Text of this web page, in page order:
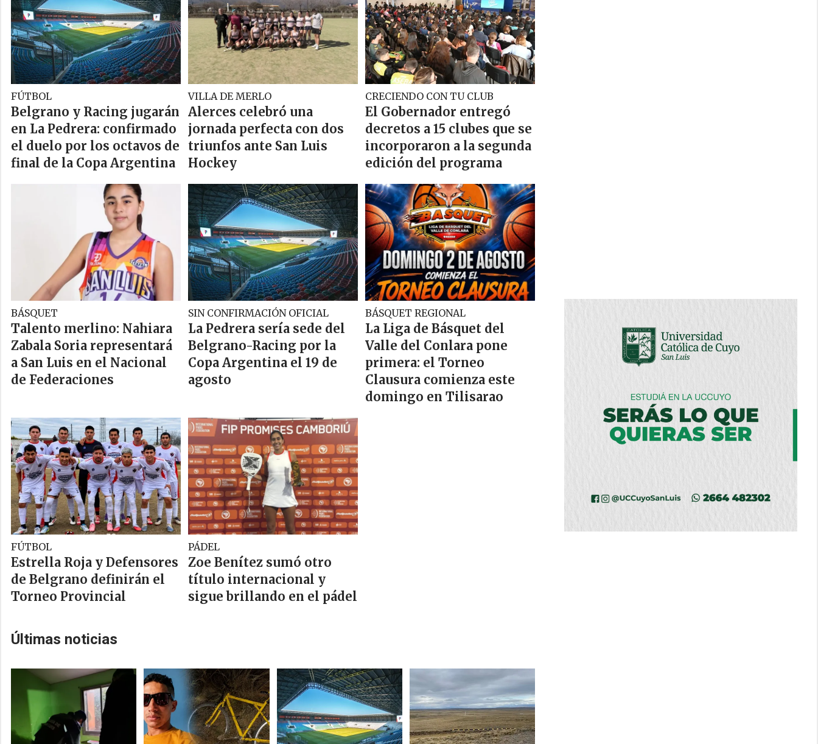
FÚTBOL
Belgrano y Racing jugarán
en La Pedrera: confirmado
el duelo por los octavos de
final de la Copa Argentina
VILLA DE MERLO
Alerces celebró una
jornada perfecta con dos
triunfos ante San Luis
Hockey
CRECIENDO CON TU CLUB
El Gobernador entregó
decretos a 15 clubes que se
incorporaron a la segunda
edición del programa
BÁSQUET
Talento merlino: Nahiara
Zabala Soria representará
a San Luis en el Nacional
de Federaciones
SIN CONFIRMACIÓN OFICIAL
La Pedrera sería sede del
Belgrano-Racing por la
Copa Argentina el 19 de
agosto
BÁSQUET REGIONAL
La Liga de Básquet del
Valle del Conlara pone
primera: el Torneo
Clausura comienza este
domingo en Tilisarao
FÚTBOL
Estrella Roja y Defensores
de Belgrano definirán el
Torneo Provincial
PÁDEL
Zoe Benítez sumó otro
título internacional y
sigue brillando en el pádel
Últimas noticias